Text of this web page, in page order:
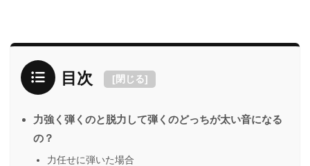
目次 [閉じる]
力強く弾くのと脱力して弾くのどっちが太い音になる
の？
力任せに弾いた場合